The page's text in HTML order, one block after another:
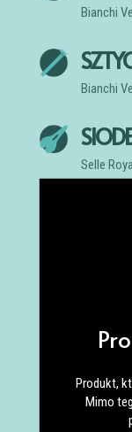
Produkt,
Mimo
Bianchi
Bianchi
Selle
Pedały,
Firma
w
przerwach
elementy
mogą różnić